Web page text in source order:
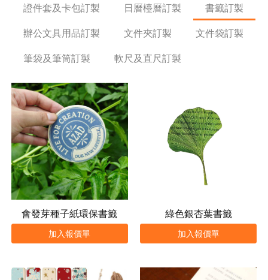
證件套及卡包訂製
日曆檯曆訂製
書籤訂製
辦公文具用品訂製
文件夾訂製
文件袋訂製
筆袋及筆筒訂製
軟尺及直尺訂製
會發芽種子紙環保書籤
加入報價單
綠色銀杏葉書籤
加入報價單